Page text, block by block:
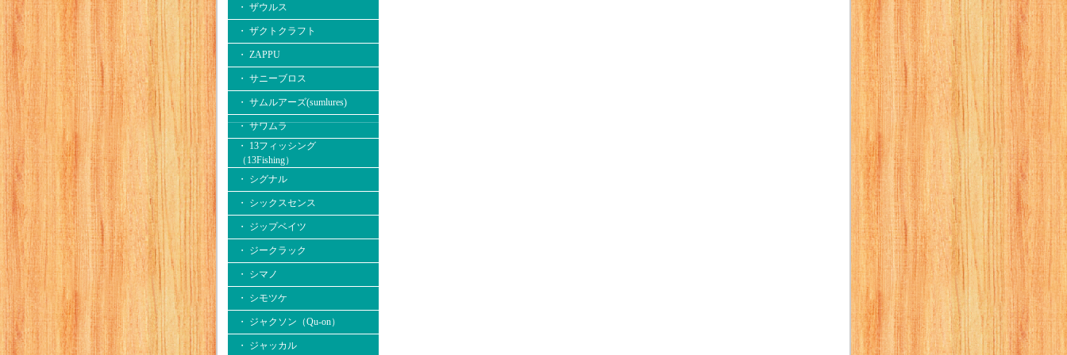
・ ザウルス
・ ザクトクラフト
・ ZAPPU
・ サニーブロス
・ サムルアーズ(sumlures)
・ サワムラ
・ 13フィッシング
（13Fishing）
・ シグナル
・ シックスセンス
・ ジップベイツ
・ ジークラック
・ シマノ
・ シモツケ
・ ジャクソン（Qu-on）
・ ジャッカル